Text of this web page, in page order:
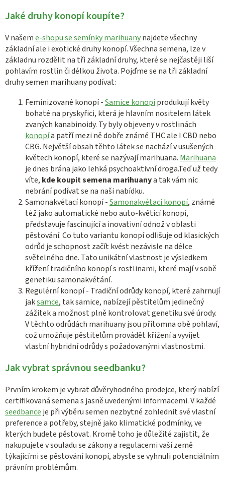
v
p
i
s
u
Jaké druhy konopí koupíte?
V našeme-shopu se semínky marihuanynajdete všechny
základní ale i exotické druhy konopí. Všechna semena, lze v
základnu rozdělit na tři základní druhy, které se nejčastěji liší
pohlavím rostlin či délkou života. Pojďme se na tři základní
druhy semen marihuany podívat:
Feminizované konopí -Samice konopíprodukují květy
bohaté na pryskyřici, která je hlavním nositelem látek
zvaných kanabinoidy. Ty byly objeveny v rostlinách
konopía patří mezi ně dobře známé THC ale I CBD nebo
CBG. Největší obsah těhto látek se nachází v usušených
květech konopí, které se nazývají marihuana. Marihuana
je dnes brána jako lehká psychoaktivní droga.Teď už tedy
víte, kde koupit semena marihuanya tak vám nic
nebrání podívat se na naši nabídku.
Samonakvétací konopí -Samonakvétací konopí, známé
též jako automatické nebo auto-květící konopí,
představuje fascinující a inovativní odnož v oblasti
pěstování. Co tuto variantu konopí odlišuje od klasických
odrůd je schopnost začít kvést nezávisle na délce
světelného dne. Tato unikátní vlastnost je výsledkem
křížení tradičního konopí s rostlinami, které mají v sobě
genetiku samonakvétání.
Regulérní konopí - Tradiční odrůdy konopí, které zahrnují
jaksamce, tak samice, nabízejí pěstitelům jedinečný
zážitek a možnost plně kontrolovat genetiku své úrody.
V těchto odrůdách marihuany jsou přítomna obě pohlaví,
což umožňuje pěstitelům provádět křížení a vyvíjet
vlastní hybridní odrůdy s požadovanými vlastnostmi.
Jak vybrat správnou seedbanku?
Prvním krokem je vybrat důvěryhodného prodejce, který nabízí
certifikovaná semena s jasně uvedenými informacemi. V každé
seedbance je při výběru semen nezbytné zohlednit své vlastní
preference a potřeby, stejně jako klimatické podmínky, ve
kterých budete pěstovat. Kromě toho je důležité zajistit, že
nakupujete v souladu se zákony a regulacemi vaší země
týkajícími se pěstování konopí, abyste se vyhnuli potenciálním
právním problémům.